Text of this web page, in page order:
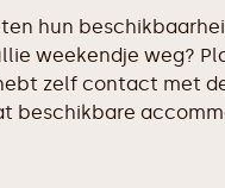
hun
weekendje weg?
zelf contact met
beschikbare